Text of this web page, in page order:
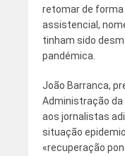
retomar de
assistencial,
tinham sido
pandémica.
João Barranca,
Administração da
aos jornalistas
situação
«recuperação